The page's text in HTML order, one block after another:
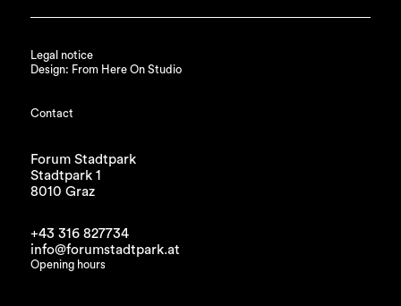
Legal notice
Design: From Here On Studio
Contact
Forum Stadtpark
Stadtpark 1
8010 Graz
+43 316 827734
info@forumstadtpark.at
Opening hours